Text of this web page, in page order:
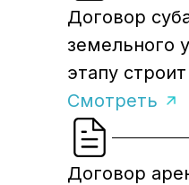
Договор
земельного
этапу строит
Смотреть
Договор